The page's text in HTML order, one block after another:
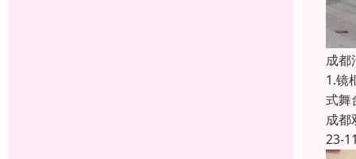
成都
1.镜
式舞
成都
23-